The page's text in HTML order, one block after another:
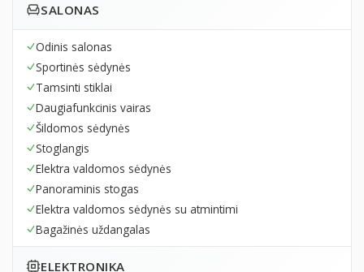
SALONAS
Odinis salonas
Sportinės sėdynės
Tamsinti stiklai
Daugiafunkcinis vairas
Šildomos sėdynės
Stoglangis
Elektra valdomos sėdynės
Panoraminis stogas
Elektra valdomos sėdynės su atmintimi
Bagažinės uždangalas
ELEKTRONIKA